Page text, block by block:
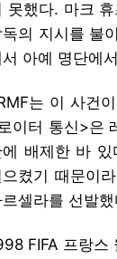
못했다. 마크
독의 지시를 불
서 아예 명단에
는 이 사건
이터 통신>은
에 배제한 바
으켰기 때문이
르셀라를 선발
FIFA 프랑스